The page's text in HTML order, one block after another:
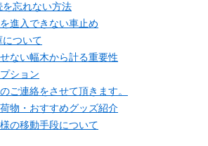
を忘れない方法
進入できない車止め
について
ない幅木から計る重要性
ション
ご連絡をさせて頂きます。
物・おすすめグッズ紹介
の移動手段について